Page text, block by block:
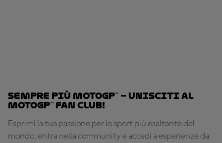
Sempre più MotoGP™ – Unisciti al
MotoGP™ Fan Club!
Esprimi la tua passione per lo sport più esaltante del
mondo, entra nella community e accedi a esperienze da